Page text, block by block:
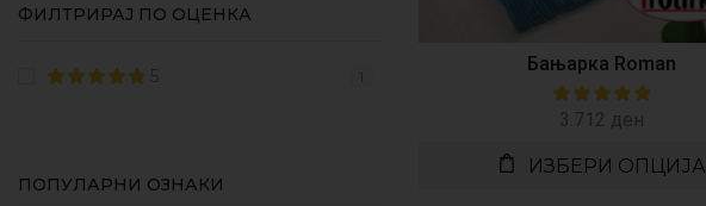
ФИЛТРИРАЈ ПО ОЦЕНКА
5
ПОПУЛАРНИ ОЗНАКИ
Бањарка Roman
3.712 ден
ИЗБЕРИ ОПЦИЈА